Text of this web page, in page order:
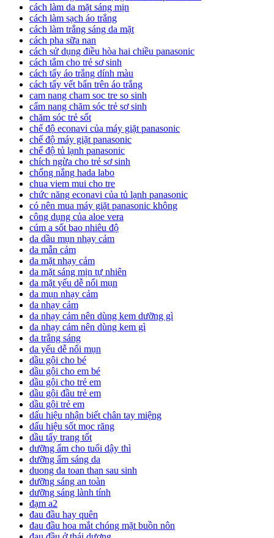
cách làm da mặt sáng mịn
cách làm sạch áo trắng
cách làm trắng sáng da mặt
cách pha sữa nan
cách sử dụng điều hòa hai chiều panasonic
cách tắm cho trẻ sơ sinh
cách tẩy áo trắng dính màu
cách tẩy vết bẩn trên áo trắng
cam nang cham soc tre so sinh
cẩm nang chăm sóc trẻ sơ sinh
chăm sóc trẻ sốt
chế độ econavi của máy giặt panasonic
chế độ máy giặt panasonic
chế độ tủ lạnh panasonic
chích ngừa cho trẻ sơ sinh
chống nắng hada labo
chua viem mui cho tre
chức năng econavi của tủ lạnh panasonic
có nên mua máy giặt panasonic không
công dụng của aloe vera
cúm a sốt bao nhiêu độ
da dầu mụn nhạy cảm
da mẫn cảm
da mặt nhạy cảm
da mặt sáng mịn tự nhiên
da mặt yếu dễ nổi mụn
da mụn nhạy cảm
da nhạy cảm
da nhạy cảm nên dùng kem dưỡng gì
da nhạy cảm nên dùng kem gì
da trắng sáng
da yếu dễ nổi mụn
dầu gội cho bé
dầu gội cho em bé
dầu gội cho trẻ em
dầu gội đầu trẻ em
dầu gội trẻ em
dấu hiệu nhận biết chân tay miệng
dấu hiệu sốt mọc răng
dầu tẩy trang tốt
dưỡng ẩm cho tuổi dậy thì
dưỡng ẩm sáng da
duong da toan than sau sinh
dưỡng sáng an toàn
dưỡng sáng lành tính
đạm a2
đau đầu hay quên
đau đầu hoa mắt chóng mặt buồn nôn